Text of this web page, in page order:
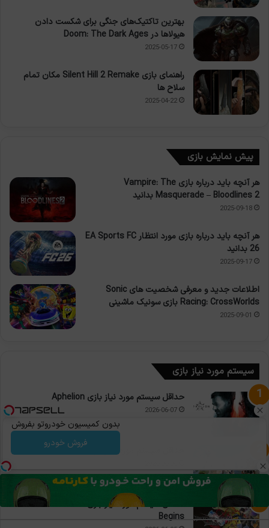
بهترین تاکتیک‌های جنگی برای شکست دادن
هیولاها در Doom: The Dark Ages
2025-05-17
راهنمای بازی Silent Hill 2 Remake مکان تمام
سلاح ها
2025-04-22
پیش نمایش بازی
هر آنچه باید درباره بازی Vampire: The
Masquerade – Bloodlines 2 بدانید
2025-09-18
هر آنچه باید درباره بازی مورد انتظار EA Sports FC
26 بدانید
2025-09-17
اطلاعات جدید و معرفی شخصیت های Sonic
Racing: CrossWorlds بازی سونیک ماشینی
2025-09-01
سیستم مورد نیاز بازی
حداقل سیستم مورد نیاز بازی Aphelion
2026-06-07
حداقل سیستم مورد نیاز بازی Aniimo
حداقل سیستم مورد نیاز بازی Another Eden
Begins
بدون کمیسیون خودروتو بفروش
فروش خودرو